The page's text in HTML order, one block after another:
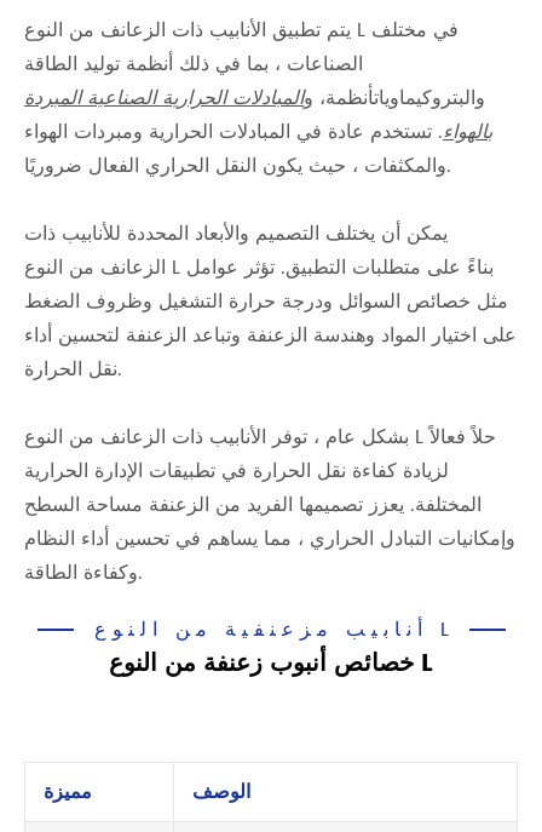
يتم تطبيق الأنابيب ذات الزعانف من النوع L في مختلف
الصناعات ، بما في ذلك أنظمة توليد الطاقة
والبتروكيماوياتأنظمة، والمبادلات الحرارية الصناعية المبردة
بالهواء. تستخدم عادة في المبادلات الحرارية ومبردات الهواء
والمكثفات ، حيث يكون النقل الحراري الفعال ضروريًا.
يمكن أن يختلف التصميم والأبعاد المحددة للأنابيب ذات
الزعانف من النوع L بناءً على متطلبات التطبيق. تؤثر عوامل
مثل خصائص السوائل ودرجة حرارة التشغيل وظروف الضغط
على اختيار المواد وهندسة الزعنفة وتباعد الزعنفة لتحسين أداء
نقل الحرارة.
بشكل عام ، توفر الأنابيب ذات الزعانف من النوع L حلاً فعالاً
لزيادة كفاءة نقل الحرارة في تطبيقات الإدارة الحرارية
المختلفة. يعزز تصميمها الفريد من الزعنفة مساحة السطح
وإمكانيات التبادل الحراري ، مما يساهم في تحسين أداء النظام
وكفاءة الطاقة.
أنابيب مزعنفية من النوع L
خصائص أنبوب زعنفة من النوع L
مميزة الوصف